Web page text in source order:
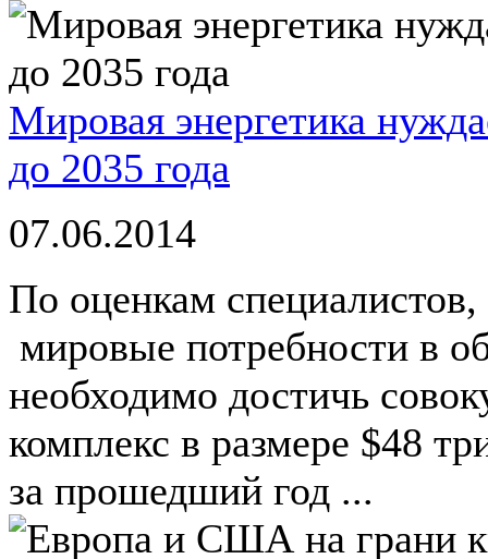
Мировая энергетика
до 2035 года
07.06.2014
По оценкам
мировые потребности в
необходимо достичь
комплекс в размере $48
за прошедший год ...